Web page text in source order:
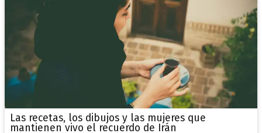
Las recetas, los dibujos y las mujeres que
mantienen vivo el recuerdo de Irán